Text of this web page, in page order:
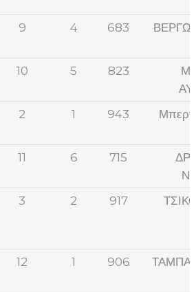
9 4 683
10 5 823
2 1 943
11 6 715
3 2 917
12 1 906